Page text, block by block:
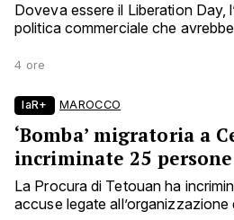
Doveva essere il Liberation Day,
politica commerciale che
4 ore
laR+ MAROCCO
‘Bomba’ migratoria a
incriminate 25 persone
La Procura di Tetouan ha
accuse legate all’organizzazione